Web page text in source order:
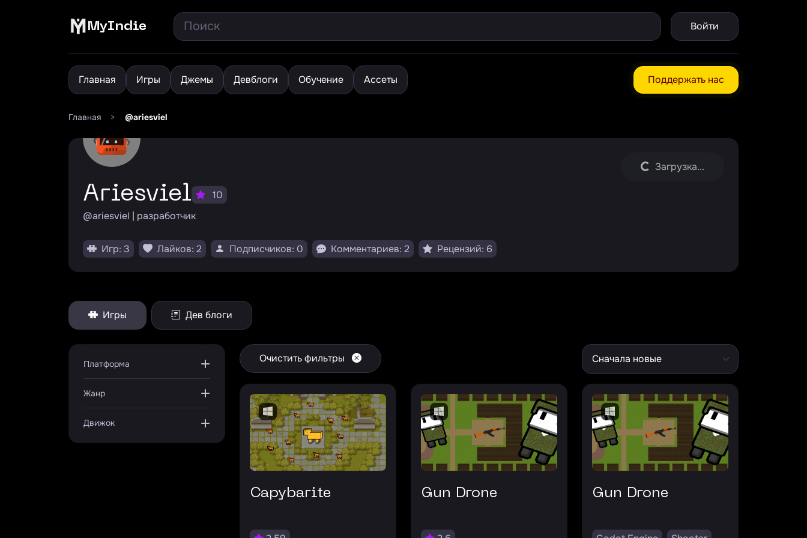
MyIndie Войти
Главная Игры Джемы Девблоги Обучение Ассеты Поддержать нас
Главная > @ariesviel
Загрузка...
Ariesviel
10
@ariesviel | разработчик
Игр: 3 Лайков: 2 Подписчиков: 0 Комментариев: 2 Рецензий: 6
Игры Дев блоги
Платформа
Жанр
Движок
Очистить фильтры
Capybarite Gun Drone Gun Drone